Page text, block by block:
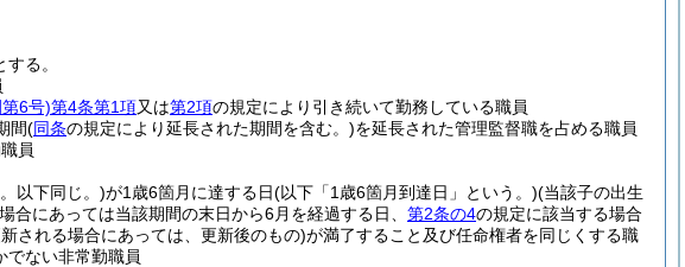
る。
6号)第4条第1項又は第2項の規定により引き続いて勤務している職員
間(同条の規定により延長された期間を含む。)を延長された管理監督職を占める職員
員
以下同じ。)が1歳6箇月に達する日(以下「1歳6箇月到達日」という。)(当該子の出生
合にあっては当該期間の末日から6月を経過する日、第2条の4の規定に該当する場合
される場合にあっては、更新後のもの)が満了すること及び任命権者を同じくする職
でない非常勤職員